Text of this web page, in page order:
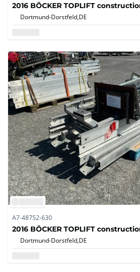
2016 BÖCKER TOPLIFT
Dortmund-Dorstfeld,DE
A7-48752-630
2016 BÖCKER TOPLIFT
Dortmund-Dorstfeld,DE